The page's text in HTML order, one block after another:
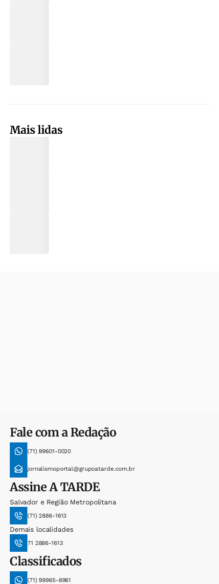
Mais lidas
Fale com a Redação
(71) 99601-0020
jornalismoportal@grupoatarde.com.br
AssineA TARDE
Salvador e Região Metropolitana
(71) 2886-1613
Demais localidades
71 2886-1613
Classificados
(71) 99965-8961